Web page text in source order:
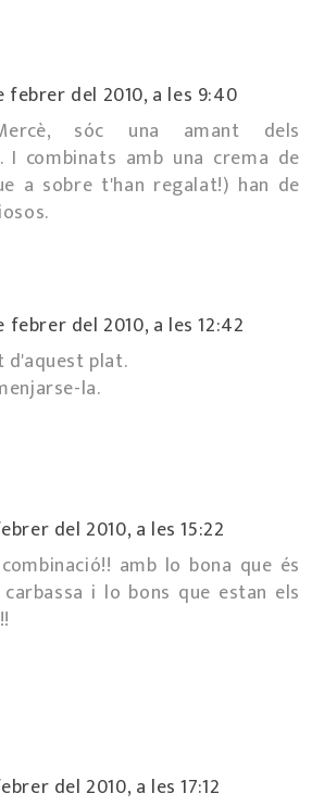
febrer del 2010, a les 9:40
sóc una amant dels
I combinats amb una crema de
a sobre t'han regalat!) han de
febrer del 2010, a les 12:42
plat.
la.
del 2010, a les 15:22
amb lo bona que és
i lo bons que estan els
del 2010, a les 17:12